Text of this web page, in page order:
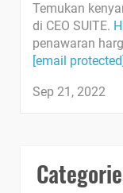
Temukan
di CEO SUITE.
penawaran
[email protected]
Sep 21, 2022